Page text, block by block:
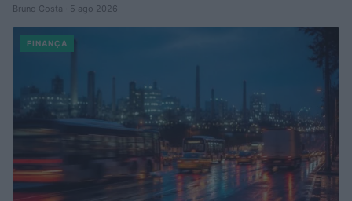
Bruno Costa · 5 ago 2026
FINANÇA